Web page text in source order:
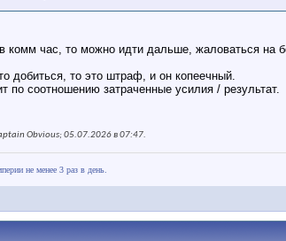
комм час, то можно идти дальше, жаловаться на
добиться, то это штраф, и он копеечный.
по соотношению затраченные усилия / результат.
Obvious; 05.07.2026 в07:47.
не менее 3 раз в день.